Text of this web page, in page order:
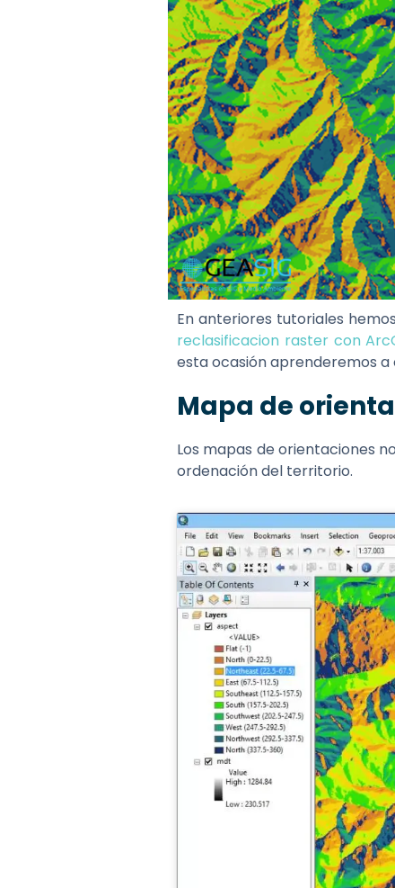
En anteriores tutoriales
reclasificacion raster con
esta ocasión aprenderemos a
Mapa de
Los mapas de orientaciones
ordenación del territorio.